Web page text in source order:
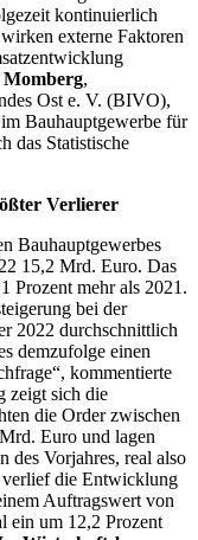
kontinuierlich
externe Faktoren
,
Ost e. V. (BIVO),
Bauhauptgewerbe für
das Statistische
Verlierer
Bauhauptgewerbes
15,2 Mrd. Euro. Das
Prozent mehr als 2021.
bei der
2022 durchschnittlich
demzufolge einen
kommentierte
zeigt sich die
die Order zwischen
Euro und lagen
des Vorjahres, real also
verlief die Entwicklung
Auftragswert von
ein um 12,2 Prozent